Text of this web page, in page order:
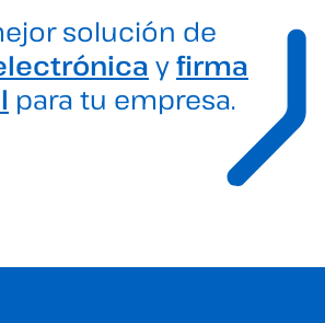
solución de
yfirma
para tu empresa.